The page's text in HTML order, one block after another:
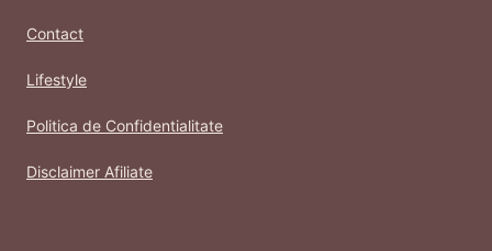
Contact
Lifestyle
Politica de Confidentialitate
Disclaimer Afiliate